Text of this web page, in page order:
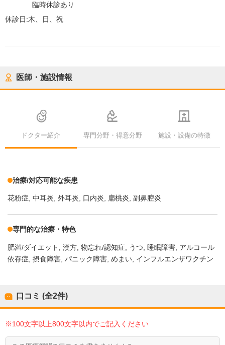
臨時休診あり
休診日:木、日、祝
医師・施設情報
ドクター紹介 専門分野・得意分野 施設・設備の特徴
治療/対応可能な疾患
花粉症 中耳炎 外耳炎 口内炎 扁桃炎 副鼻腔炎
専門的な治療・特色
肥満/ダイエット 漢方 物忘れ/認知症 うつ 睡眠障害 アルコール
依存症 摂食障害 パニック障害 めまい インフルエンザワクチン
口コミ (全2件)
※100文字以上800文字以内でご記入ください